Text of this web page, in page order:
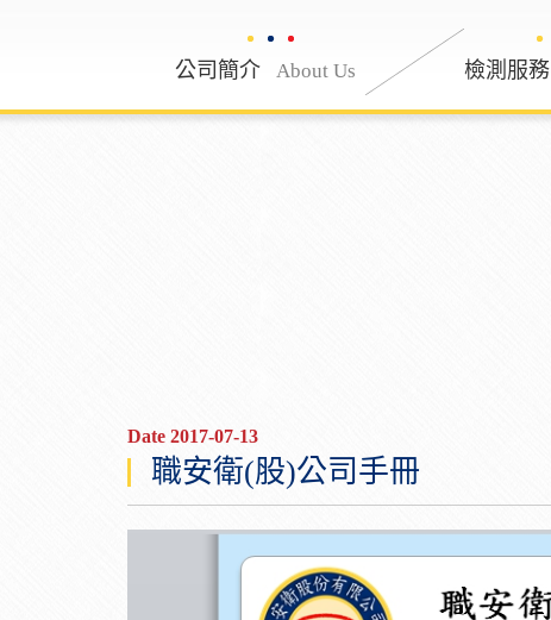
公司簡介 About Us 公司簡介 About Us
檢測服務
Date 2017-07-13
職安衛(股)公司手冊